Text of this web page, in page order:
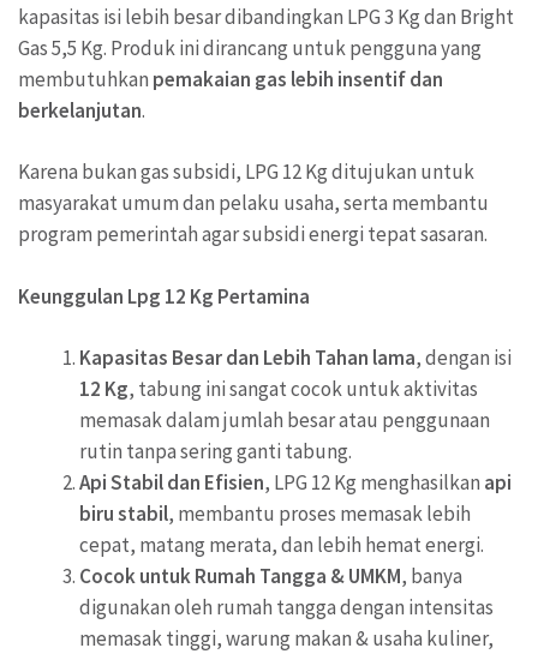
kapasitas isi lebih besar dibandingkan LPG 3 Kg dan Bright
Gas 5,5 Kg. Produk ini dirancang untuk pengguna yang
membutuhkan pemakaian gas lebih insentif dan
berkelanjutan.
Karena bukan gas subsidi, LPG 12 Kg ditujukan untuk
masyarakat umum dan pelaku usaha, serta membantu
program pemerintah agar subsidi energi tepat sasaran.
Keunggulan Lpg 12 Kg Pertamina
Kapasitas Besar dan Lebih Tahan lama, dengan isi
12 Kg, tabung ini sangat cocok untuk aktivitas
memasak dalam jumlah besar atau penggunaan
rutin tanpa sering ganti tabung.
Api Stabil dan Efisien, LPG 12 Kg menghasilkan api
biru stabil, membantu proses memasak lebih
cepat, matang merata, dan lebih hemat energi.
Cocok untuk Rumah Tangga & UMKM, banya
digunakan oleh rumah tangga dengan intensitas
memasak tinggi, warung makan & usaha kuliner,